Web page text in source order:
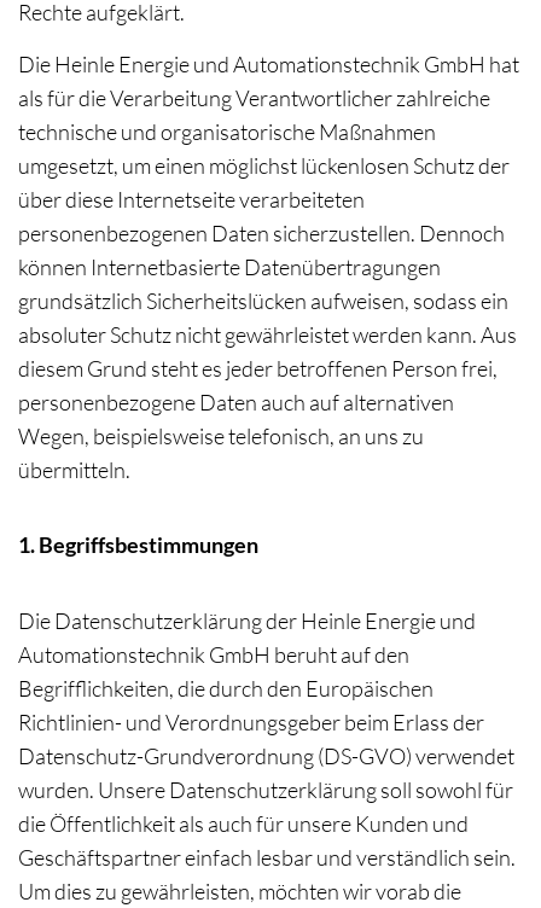
Rechte aufgeklärt.
Die Heinle Energie und Automationstechnik GmbH hat
als für die Verarbeitung Verantwortlicher zahlreiche
technische und organisatorische Maßnahmen
umgesetzt, um einen möglichst lückenlosen Schutz der
über diese Internetseite verarbeiteten
personenbezogenen Daten sicherzustellen. Dennoch
können Internetbasierte Datenübertragungen
grundsätzlich Sicherheitslücken aufweisen, sodass ein
absoluter Schutz nicht gewährleistet werden kann. Aus
diesem Grund steht es jeder betroffenen Person frei,
personenbezogene Daten auch auf alternativen
Wegen, beispielsweise telefonisch, an uns zu
übermitteln.
1. Begriffsbestimmungen
Die Datenschutzerklärung der Heinle Energie und
Automationstechnik GmbH beruht auf den
Begrifflichkeiten, die durch den Europäischen
Richtlinien- und Verordnungsgeber beim Erlass der
Datenschutz-Grundverordnung (DS-GVO) verwendet
wurden. Unsere Datenschutzerklärung soll sowohl für
die Öffentlichkeit als auch für unsere Kunden und
Geschäftspartner einfach lesbar und verständlich sein.
Um dies zu gewährleisten, möchten wir vorab die